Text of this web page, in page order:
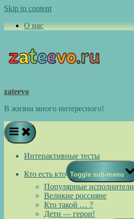
Skip to content
О нас
zateevo
В жизни много интересного!
Интерактивные тесты
Кто есть кто Toggle sub-menu
Популярные исполнители
Великие россияне
Кто такой … ?
Дети — герои!